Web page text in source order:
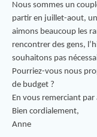
Nous sommes un
partir en juillet-aout,
aimons beaucoup les
rencontrer des gens,
souhaitons pas
Pourriez-vous nous
de budget ?
En vous remerciant par
Bien cordialement,
Anne